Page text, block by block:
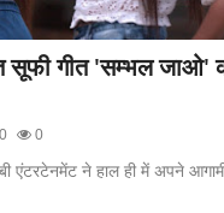
सूफी गीत 'सम्भल जाओ'
0 0
एंटरटेनमेंट ने हाल ही में अपने